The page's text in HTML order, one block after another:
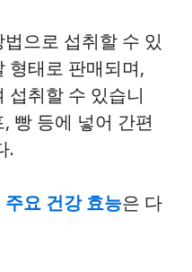
으로 섭취할 수 있
형태로 판매되며,
섭취할 수 있습니
빵 등에 넣어 간편
.
주요 건강 효능은 다